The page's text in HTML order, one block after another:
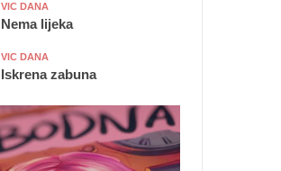
VIC DANA
Nema lijeka
VIC DANA
Iskrena zabuna